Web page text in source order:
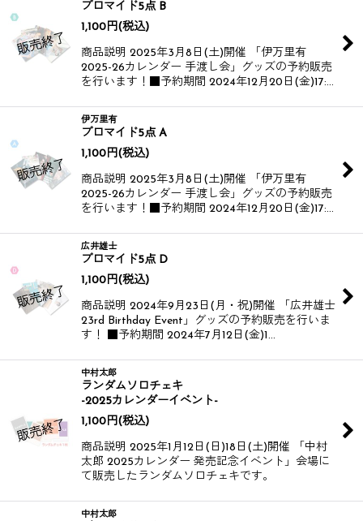
ブロマイド5点 B
1,100 円(税込)
商品説明 2025年3月8日(土)開催 「伊万里有
2025-26カレンダー 手渡し会」グッズの予約販売
を行います！​​ ■予約期間 2024年12月20日(金)17:…
伊万里有
ブロマイド5点 A
1,100 円(税込)
商品説明 2025年3月8日(土)開催 「伊万里有
2025-26カレンダー 手渡し会」グッズの予約販売
を行います！​​ ■予約期間 2024年12月20日(金)17:…
広井雄士
ブロマイド5点 D
1,100 円(税込)
商品説明 2024年9月23日(月・祝)開催 「広井雄士
23rd Birthday Event」グッズの予約販売を行いま
す！ ■予約期間 2024年7月12日(金)1…
中村太郎
ランダムソロチェキ
-2025カレンダーイベント-
1,100 円(税込)
商品説明 2025年1月12日(日)18日(土)開催 「中村
太郎 2025カレンダー 発売記念イベント」会場に
て販売したランダムソロチェキです。
中村太郎